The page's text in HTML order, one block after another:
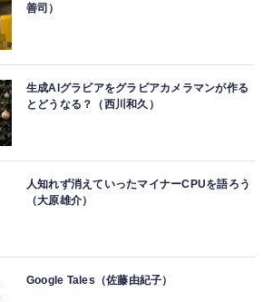
善司）
生成AIグラビアをグラビアカメラマンが作る
とどうなる？（西川和久）
人知れず消えていったマイナーCPUを語ろう
（大原雄介）
Google Tales（佐藤由紀子）